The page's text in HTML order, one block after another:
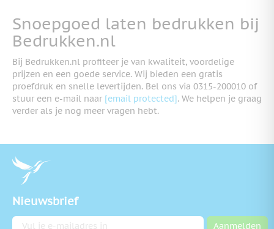
Snoepgoed laten bedrukken bij
Bedrukken.nl
Bij Bedrukken.nl profiteer je van kwaliteit, voordelige
prijzen en een goede service. Wij bieden een gratis
proefdruk en snelle levertijden. Bel ons via 0315-200010 of
stuur een e-mail naar [email protected]. We helpen je graag
verder als je nog meer vragen hebt.
Nieuwsbrief
E-mailadres Aanmelden